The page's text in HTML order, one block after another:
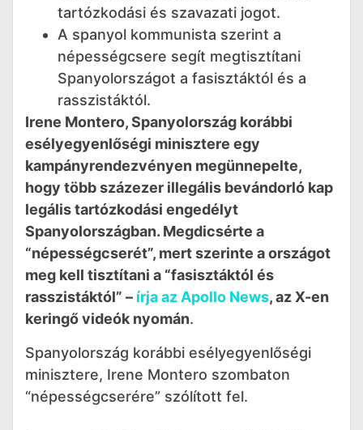
tartózkodási és szavazati jogot.
A spanyol kommunista szerint a
népességcsere segít megtisztítani
Spanyolországot a fasisztáktól és a
rasszistáktól.
Irene Montero, Spanyolország korábbi
esélyegyenlőségi minisztere egy
kampányrendezvényen megünnepelte,
hogy több százezer illegális bevándorló kap
legális tartózkodási engedélyt
Spanyolországban. Megdicsérte a
“népességcserét”, mert szerinte a országot
meg kell tisztítani a “fasisztáktól és
rasszistáktól” – írja az Apollo News, az X-en
keringő videók nyomán.
Spanyolország korábbi esélyegyenlőségi
minisztere, Irene Montero szombaton
“népességcserére” szólított fel.